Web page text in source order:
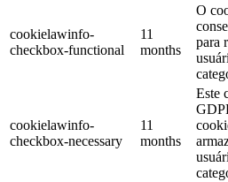
cookielawinfo-
checkbox-functional
11
months
O
para
cookielawinfo-
checkbox-necessary
11
months
Este